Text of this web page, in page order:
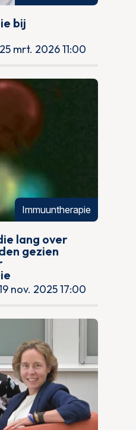
bij
25 mrt. 2026 11:00
Immuuntherapie
lang over
gezien
nov. 2025 17:00